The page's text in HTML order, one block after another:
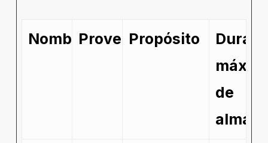
NombreProveedorPropósito
de